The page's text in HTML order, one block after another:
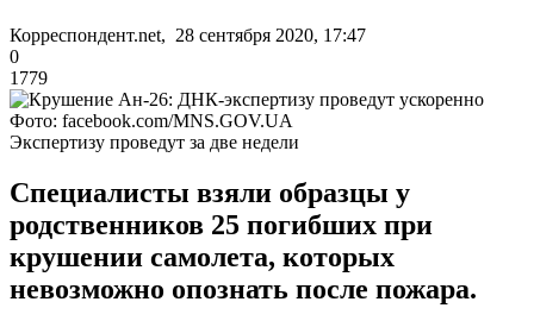
Корреспондент.net, 28 сентября 2020, 17:47
0
1779
Фото: facebook.com/MNS.GOV.UA
Экспертизу проведут за две недели
Специалисты взяли образцы у
родственников 25 погибших при
крушении самолета, которых
невозможно опознать после пожара.